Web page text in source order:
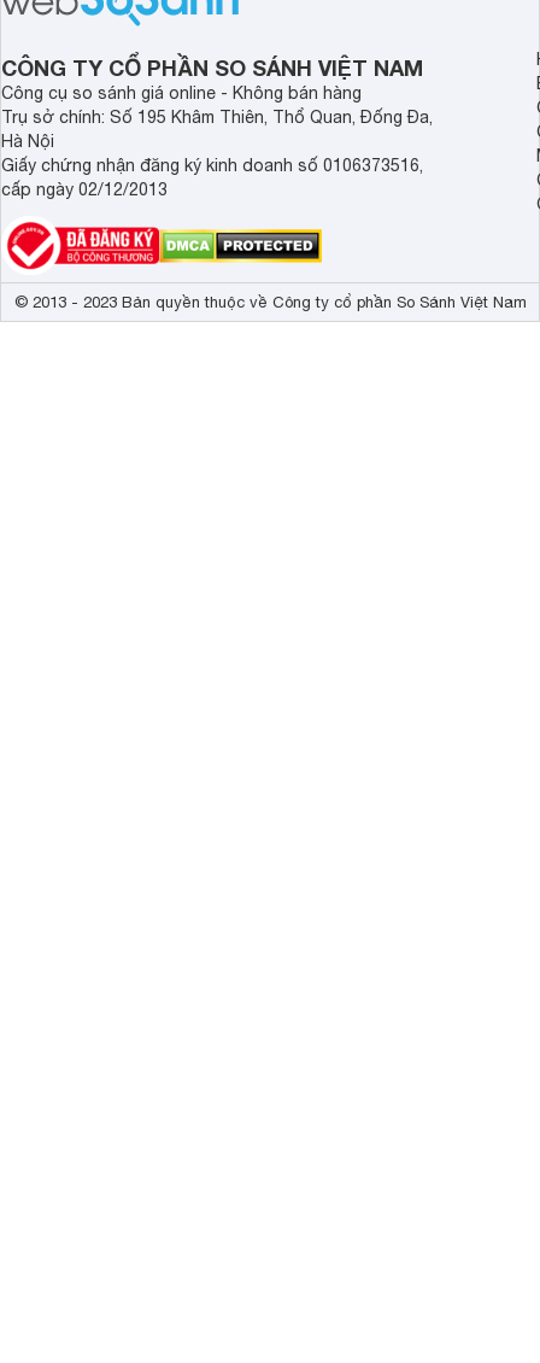
CÔNG TY CỔ PHẦN SO SÁNH VIỆT NAM
Công cụ so sánh giá online - Không bán hàng
Trụ sở chính: Số 195 Khâm Thiên, Thổ Quan, Đống Đa,
Hà Nội
Giấy chứng nhận đăng ký kinh doanh số 0106373516,
cấp ngày 02/12/2013
© 2013 - 2023 Bản quyền thuộc về Công ty cổ phần So Sánh Việt Nam